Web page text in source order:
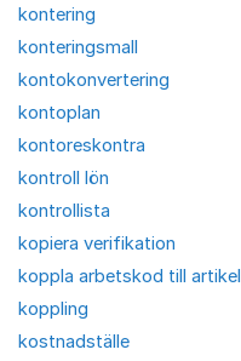
kontering
konteringsmall
kontokonvertering
kontoplan
kontoreskontra
kontroll lön
kontrollista
kopiera verifikation
koppla arbetskod till artikel
koppling
kostnadställe